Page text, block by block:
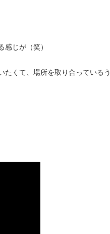
じが（笑）
たくて、場所を取り合っているう